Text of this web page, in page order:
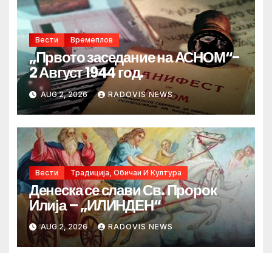
Вести Времеплов
„Првото заседание на АСНОМ“-
2 Август 1944 год.
AUG 2, 2026 RADOVIS NEWS
Вести Традиција, Обичаи И Култура
Денеска се слави Св. Пророк
Илија – „ИЛИНДЕН“
AUG 2, 2026 RADOVIS NEWS